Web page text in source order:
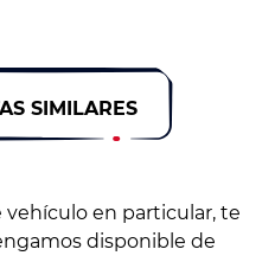
SIMILARES
vehículo en particular, te
disponible de